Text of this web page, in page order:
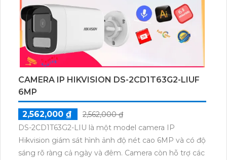
CAMERA IP HIKVISION DS-2CD1T63G2-LIUF
6MP
2,562,000 ₫
2,562,000 ₫
DS-2CD1T63G2-LIU là một model camera IP
Hikvision giám sát hình ảnh độ nét cao 6MP và có độ
sáng rõ ràng cả ngày và đêm. Camera còn hỗ trợ các